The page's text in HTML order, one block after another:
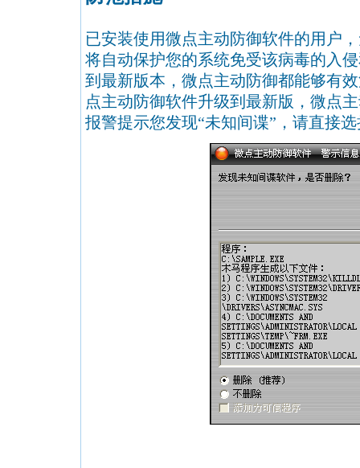
已安装使用微点主动防御软件的用户
将自动保护您的系统免受该病毒的入
到最新版本，微点主动防御都能够有
点主动防御软件升级到最新版，微点
报警提示您发现“未知间谍”，请直接